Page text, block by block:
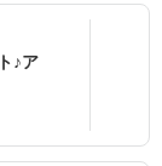
♪ア